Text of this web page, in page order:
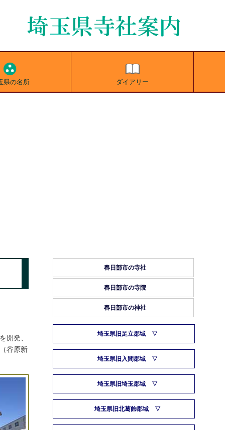
県の名所 ダイアリー
開発、
谷原新
春日部市の寺社
春日部市の寺院
春日部市の神社
埼玉県旧足立郡域
埼玉県旧入間郡域
埼玉県旧埼玉郡域
埼玉県旧北葛飾郡域